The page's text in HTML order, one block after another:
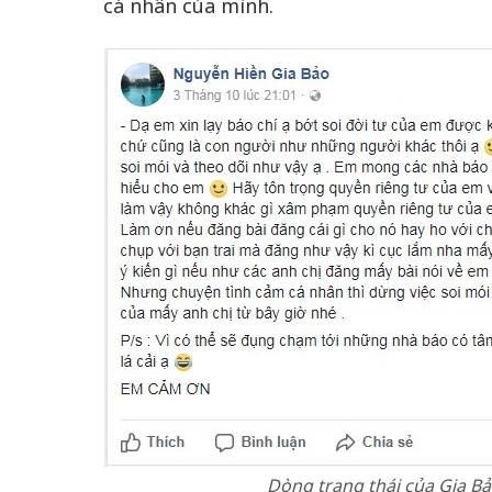
cá nhân của mình.
Dòng trạng thái của Gia